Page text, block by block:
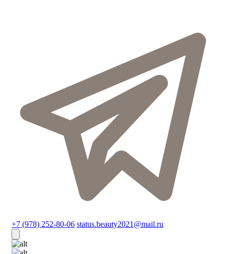
+7 (978) 252-80-06 status.beauty2021@mail.ru